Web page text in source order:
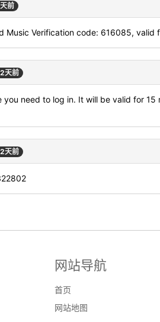
前
Music Verification code: 616085, valid
天前
you need to log in. It will be valid for
天前
网站导航
首页
网站地图